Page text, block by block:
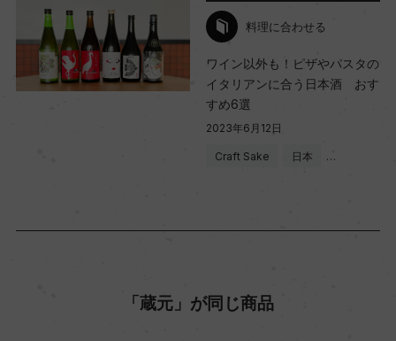
料理に合わせる
ワイン以外も！ピザやパスタの
イタリアンに合う日本酒 おす
すめ6選
2023年6月12日
Craft Sake 日本 …
「蔵元」が同じ商品